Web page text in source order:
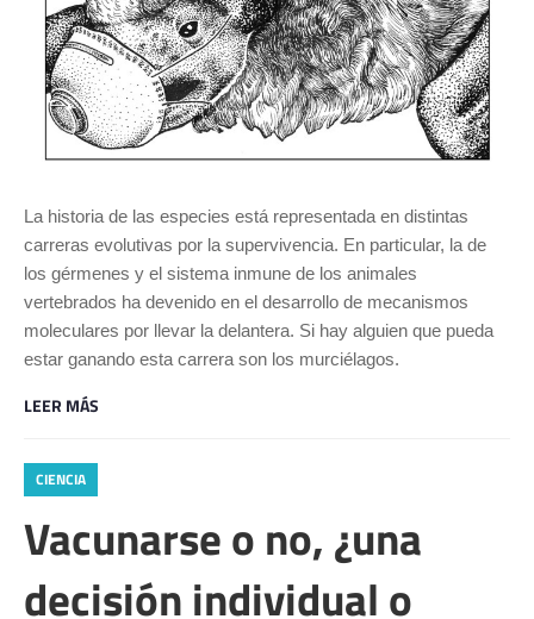
La historia de las especies está representada en distintas
carreras evolutivas por la supervivencia. En particular, la de
los gérmenes y el sistema inmune de los animales
vertebrados ha devenido en el desarrollo de mecanismos
moleculares por llevar la delantera. Si hay alguien que pueda
estar ganando esta carrera son los murciélagos.
LEER MÁS
CIENCIA
Vacunarse o no, ¿una
decisión individual o